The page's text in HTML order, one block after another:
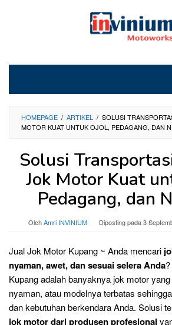
HOMEPAGE / ARTIKEL / SOLUSI
MOTOR KUAT UNTUK OJOL, PEDAGANG, DAN
Solusi
Jok Motor Kuat
Pedagang, dan
OlehAmri INVINIUM Diposting pada3
Jual Jok Motor Kupang ~ Anda mencari
nyaman, awet, dan sesuai selera Anda
Kupang adalah banyaknya jok motor
nyaman, atau modelnya terbatas
dan kebutuhan berkendara Anda. Solusi
jok motor dari produsen profesional